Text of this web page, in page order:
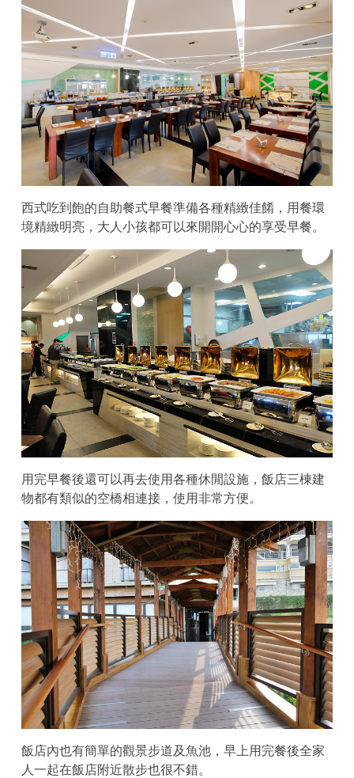
西式吃到飽的自助餐式早餐準備各種精緻佳餚，用餐環
境精緻明亮，大人小孩都可以來開開心心的享受早餐。
用完早餐後還可以再去使用各種休閒設施，飯店三棟建
物都有類似的空橋相連接，使用非常方便。
飯店內也有簡單的觀景步道及魚池，早上用完餐後全家
人一起在飯店附近散步也很不錯。